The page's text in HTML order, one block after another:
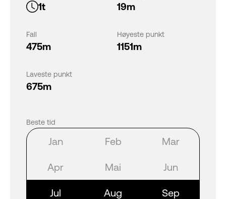
1t 19m
Fall
475m
Høyeste punkt
1151m
Laveste punkt
675m
Beste tid
Jan Feb Mar
Apr Mai Jun
Jul Aug Sep